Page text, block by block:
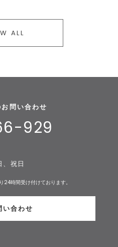
ALL
問い合わせ
929
祝日
時間受け付けております。
い合わせ